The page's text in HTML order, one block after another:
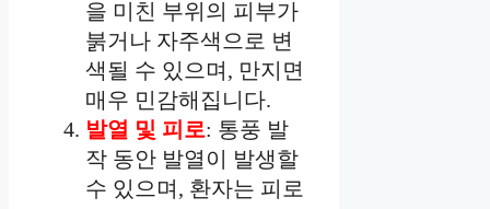
을 미친 부위의 피부가
붉거나 자주색으로 변
색될 수 있으며, 만지면
매우 민감해집니다.
발열 및 피로: 통풍 발
작 동안 발열이 발생할
수 있으며, 환자는 피로